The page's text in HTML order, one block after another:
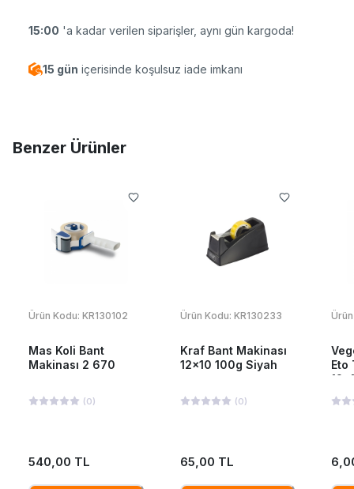
15:00 'a kadar verilen siparişler, aynı gün kargoda!
15 gün içerisinde koşulsuz iade imkanı
Benzer Ürünler
Ürün Kodu: KR130102
Mas Koli Bant
Makinası 2 670
(0)
540,00 TL
Ürün Kodu: KR130233
Kraf Bant Makinası
12x10 100g Siyah
(0)
65,00 TL
Eto